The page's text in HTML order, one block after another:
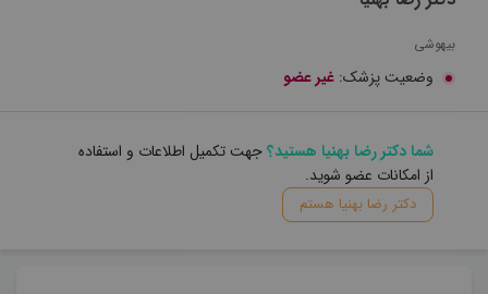
بیهوشی
وضعیت پزشک: غیر عضو
شما دکتر رضا بهنیا هستید؟جهت تکمیل اطلاعات و استفاده
از امکانات عضو شوید.
دکتر رضا بهنیا هستم